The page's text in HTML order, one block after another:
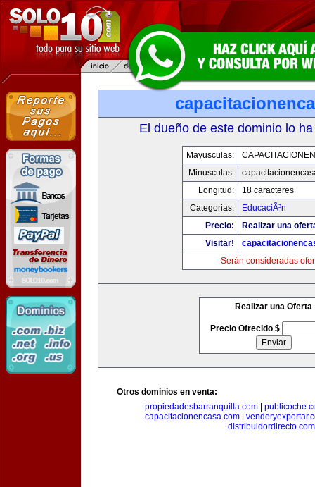
El dueño de este dominio lo
Mayusculas:
Minusculas:
Longitud:
18 caracteres
Categorias:
EducaciÃ³n
Precio:
Realizar una
Visitar!
Serán consideradas
Realizar una Oferta
Precio Ofrecido $
Otros dominios en venta:
propiedadesbarranquilla.com
capacitacionencasa.com|
distribuidordirecto.com